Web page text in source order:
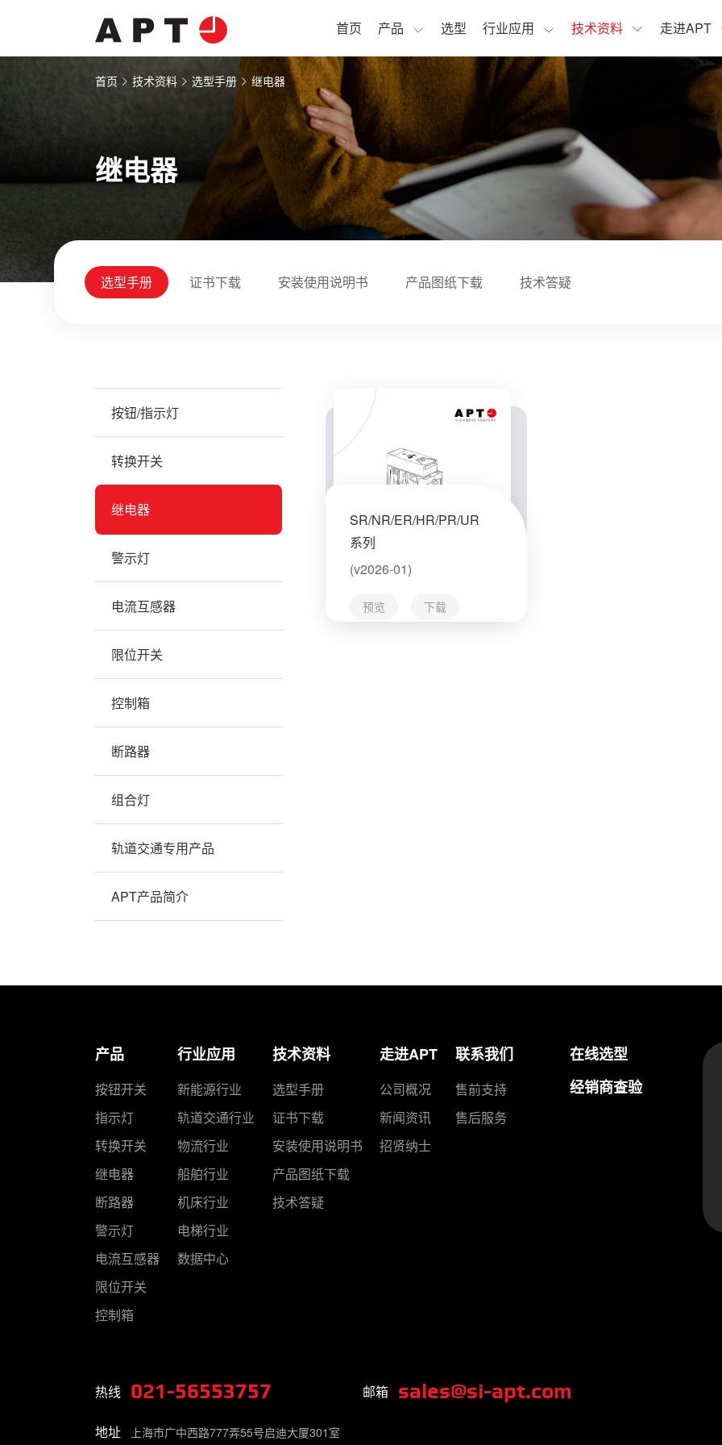
首页 产品 选型 行业应用 技术资料 走进APT
继电器
首页 技术资料 选型手册 继电器
选型手册 证书下载 安装使用说明书 产品图纸下载 技术答疑
按钮/指示灯
转换开关
继电器
警示灯
电流互感器
限位开关
控制箱
断路器
组合灯
轨道交通专用产品
APT产品简介
SR/NR/ER/HR/PR/UR
系列
(v2026-01)
预览 下载
产品
按钮开关
指示灯
转换开关
继电器
断路器
警示灯
电流互感器
限位开关
控制箱
行业应用
新能源行业
轨道交通行业
物流行业
船舶行业
机床行业
电梯行业
数据中心
技术资料
选型手册
证书下载
安装使用说明书
产品图纸下载
技术答疑
走进APT
公司概况
新闻资讯
招贤纳士
联系我们
售前支持
售后服务
在线选型
经销商查验
热线 021-56553757 邮箱 sales@si-apt.com
地址 上海市广中西路777弄55号启迪大厦301室